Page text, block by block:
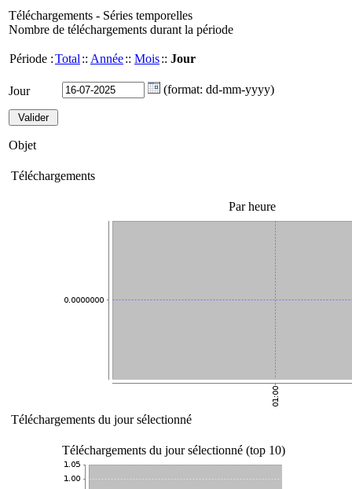
Téléchargements - Séries temporelles
Nombre de téléchargements durant la période
Période :Total :: Année:: Mois:: Jour
Jour (format: dd-mm-yyyy)
Objet
Téléchargements
Par heure
Téléchargements du jour sélectionné
Téléchargements du jour sélectionné (top 10)